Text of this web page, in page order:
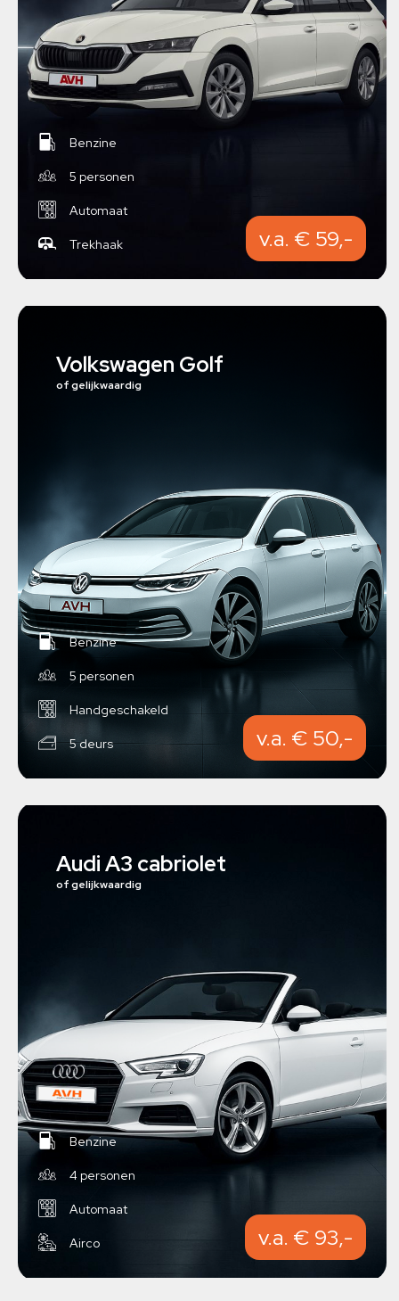
Benzine
5 personen
Automaat
Trekhaak v.a. € 59,-
Volkswagen Golf
of gelijkwaardig
Benzine
5 personen
Handgeschakeld
5 deurs v.a. € 50,-
Audi A3 cabriolet
of gelijkwaardig
Benzine
4 personen
Automaat
Airco v.a. € 93,-